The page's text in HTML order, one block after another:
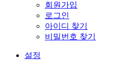
회원가입
로그인
아이디 찾기
비밀번호 찾기
설정